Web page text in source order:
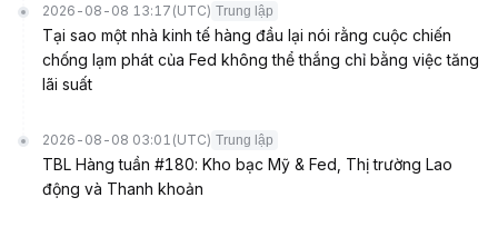
2026-08-08 13:17 (UTC) Trung lập
Tại sao một nhà kinh tế hàng đầu lại nói rằng cuộc chiến
chống lạm phát của Fed không thể thắng chỉ bằng việc tăng
lãi suất
2026-08-08 03:01 (UTC) Trung lập
TBL Hàng tuần #180: Kho bạc Mỹ & Fed, Thị trường Lao
động và Thanh khoản